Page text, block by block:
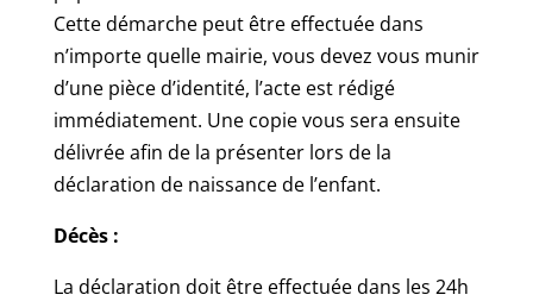
Cette démarche peut être effectuée dans
n’importe quelle mairie, vous devez vous munir
d’une pièce d’identité, l’acte est rédigé
immédiatement. Une copie vous sera ensuite
délivrée afin de la présenter lors de la
déclaration de naissance de l’enfant.
Décès :
La déclaration doit être effectuée dans les 24h